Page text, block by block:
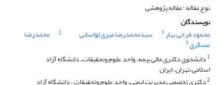
نوع مقاله : مقاله پژوهشی
نویسندگان
محمود فرخی بهار1 سیدمحمدرضا میری لواسانی 2 محمدرضا
عسگری3
1 دانشجوی دکتری مالی بیمه، واحد علوم وتحقیقات، دانشگاه آزاد
اسلامی،تهران، ایران
2دکتری تخصصی مدیریت ایمنی، واحد علوم وتحقیقات ، دانشگاه آزاد